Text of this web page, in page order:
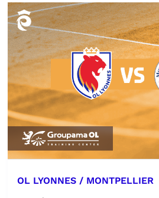
OL LYONNES / MONTPELLIER